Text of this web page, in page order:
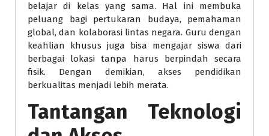
belajar di kelas yang sama. Hal ini membuka
peluang bagi pertukaran budaya, pemahaman
global, dan kolaborasi lintas negara. Guru dengan
keahlian khusus juga bisa mengajar siswa dari
berbagai lokasi tanpa harus berpindah secara
fisik. Dengan demikian, akses pendidikan
berkualitas menjadi lebih merata.
Tantangan Teknologi